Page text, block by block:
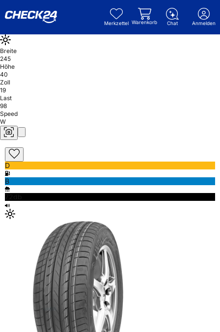
Merkzettel Warenkorb Chat Anmelden
Breite
245
Höhe
40
Zoll
19
Last
98
Speed
W
D
B
72db